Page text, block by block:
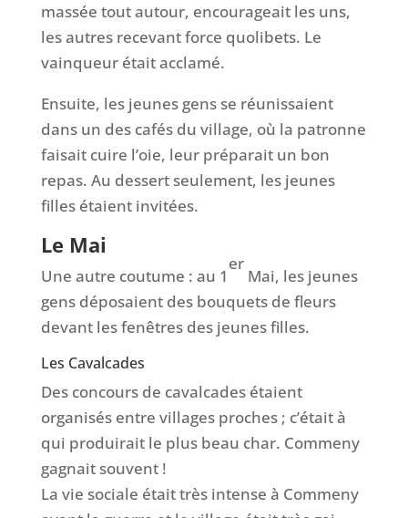
massée tout autour, encourageait les uns,
les autres recevant force quolibets. Le
vainqueur était acclamé.
Ensuite, les jeunes gens se réunissaient
dans un des cafés du village, où la patronne
faisait cuire l’oie, leur préparait un bon
repas. Au dessert seulement, les jeunes
filles étaient invitées.
Le Mai
Une autre coutume : au 1
er
Mai, les jeunes
gens déposaient des bouquets de fleurs
devant les fenêtres des jeunes filles.
Les Cavalcades
Des concours de cavalcades étaient
organisés entre villages proches ; c’était à
qui produirait le plus beau char. Commeny
gagnait souvent !
La vie sociale était très intense à Commeny